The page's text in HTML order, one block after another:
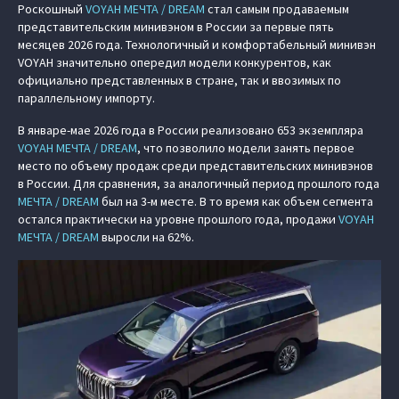
Роскошный VOYAH МЕЧТА / DREAM стал самым продаваемым
представительским минивэном в России за первые пять
месяцев 2026 года. Технологичный и комфортабельный минивэн
VOYAH значительно опередил модели конкурентов, как
официально представленных в стране, так и ввозимых по
параллельному импорту.
В январе-мае 2026 года в России реализовано 653 экземпляра
VOYAH МЕЧТА / DREAM, что позволило модели занять первое
место по объему продаж среди представительских минивэнов
в России. Для сравнения, за аналогичный период прошлого года
МЕЧТА / DREAM был на 3-м месте. В то время как объем сегмента
остался практически на уровне прошлого года, продажи VOYAH
МЕЧТА / DREAM выросли на 62%.